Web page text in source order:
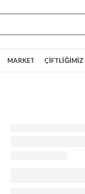
MARKET ÇIFTLIĞIMIZ